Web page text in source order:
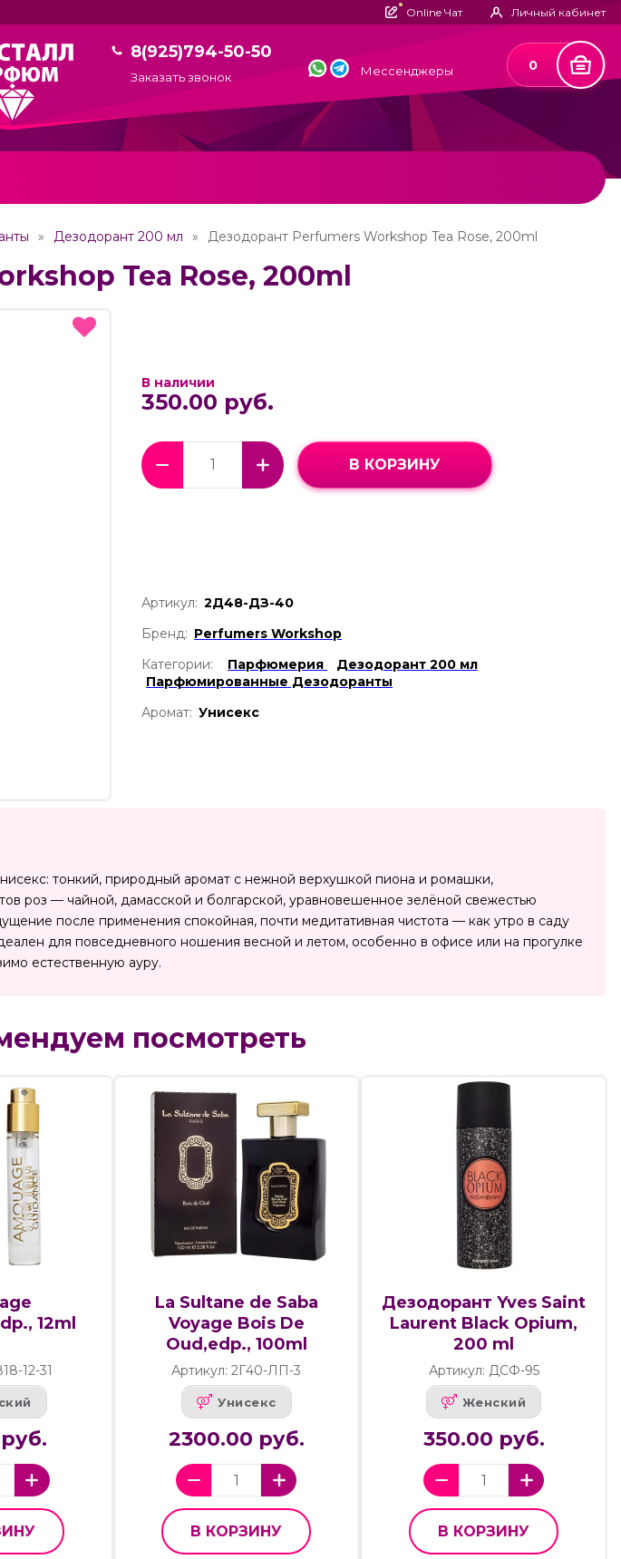
Online Чат Личный кабинет
8(925)794-50-50
Заказать звонок Мессенджеры 0
Дезодорант 200 мл Дезодорант Perfumers Workshop Tea Rose, 200ml
Tea Rose, 200ml
В наличии
350.00 руб.
В КОРЗИНУ
Артикул: 2Д48-ДЗ-40
Бренд: Perfumers Workshop
Категории:
Парфюмерия
Дезодорант 200 мл
Парфюмированные Дезодоранты
Аромат: Унисекс
тонкий, природный аромат с нежной верхушкой пиона и ромашки,
роз — чайной, дамасской и болгарской, уравновешенное зелёной свежестью
после применения спокойная, почти медитативная чистота — как утро в саду
для повседневного ношения весной и летом, особенно в офисе или на прогулке
естественную ауру.
посмотреть
12ml
12-31
La Sultane de Saba
Voyage Bois De
Oud,edp., 100ml
Артикул: 2Г40-ЛП-3
Унисекс
2300.00 руб.
В КОРЗИНУ
Дезодорант Yves Saint
Laurent Black Opium,
200 ml
Артикул: ДСФ-95
Женский
350.00 руб.
В КОРЗИНУ